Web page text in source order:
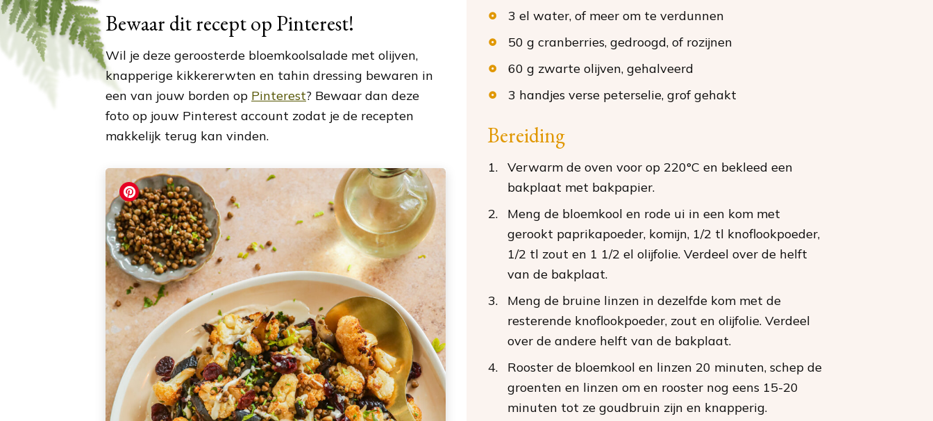
Bewaar dit recept op Pinterest!
Wil je deze geroosterde bloemkoolsalade met olijven,
knapperige kikkererwten en tahin dressing bewaren in
een van jouw borden op Pinterest? Bewaar dan deze
foto op jouw Pinterest account zodat je de recepten
makkelijk terug kan vinden.
3 el water, of meer om te verdunnen
50 g cranberries, gedroogd, of rozijnen
60 g zwarte olijven, gehalveerd
3 handjes verse peterselie, grof gehakt
Bereiding
Verwarm de oven voor op 220°C en bekleed een
bakplaat met bakpapier.
Meng de bloemkool en rode ui in een kom met
gerookt paprikapoeder, komijn, 1/2 tl knoflookpoeder,
1/2 tl zout en 1 1/2 el olijfolie. Verdeel over de helft
van de bakplaat.
Meng de bruine linzen in dezelfde kom met de
resterende knoflookpoeder, zout en olijfolie. Verdeel
over de andere helft van de bakplaat.
Rooster de bloemkool en linzen 20 minuten, schep de
groenten en linzen om en rooster nog eens 15-20
minuten tot ze goudbruin zijn en knapperig.